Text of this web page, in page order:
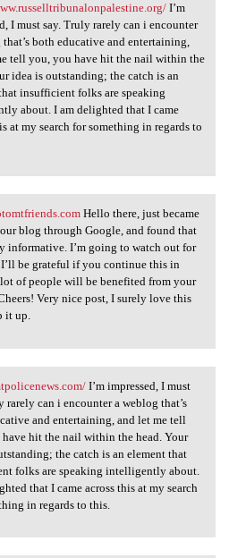
I’m
I must say. Truly rarely can i encounter
both educative and entertaining,
tell you, you have hit the nail within the
idea is outstanding; the catch is an
insufficient folks are speaking
about. I am delighted that I came
at my search for something in regards to
Hello there, just became
blog through Google, and found that
informative. I’m going to watch out for
I’ll be grateful if you continue this in
of people will be benefited from your
Very nice post, I surely love this
it up.
I’m
I’m impressed, I must
rarely can i encounter a weblog that’s
and entertaining, and let me tell
hit the nail within the head. Your
the catch is an element that
folks are speaking intelligently about.
that I came across this at my search
in regards to this.